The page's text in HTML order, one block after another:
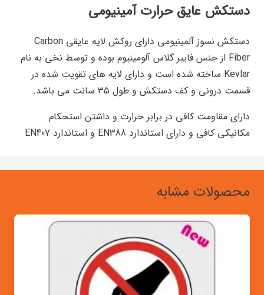
دستکش عایق حرارت آمینیومی
دستکش نسوز آلمینیومی دارای روکش لایه عایقی Carbon
Fiber از جنس فایبر گلاس آلومینیوم بوده و توسط نخی به نام
Kevlar ساخته شده است و دارای لایه های تقویت شده در
قسمت درونی و کف دستکش و طول ۳۵ سانت می باشد.
دارای مقاومت کافی در برابر حرارت و داشتن استحکام
مکانیکی کافی و دارای استاندارد EN388 و استاندارد EN407
محصولات مشابه